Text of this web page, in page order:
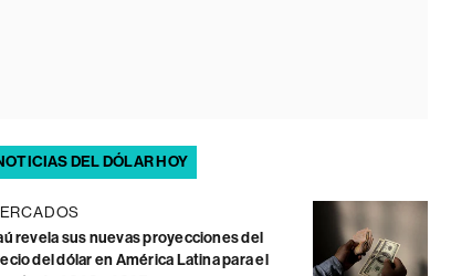
DEL DÓLAR HOY
revela sus nuevas proyecciones del
del dólar en América Latina para el